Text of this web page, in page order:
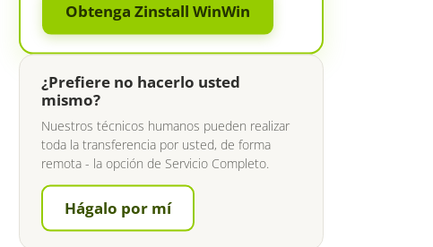
Obtenga Zinstall WinWin
¿Prefiere no hacerlo usted
mismo?
Nuestros técnicos humanos pueden realizar
toda la transferencia por usted, de forma
remota - la opción de Servicio Completo.
Hágalo por mí